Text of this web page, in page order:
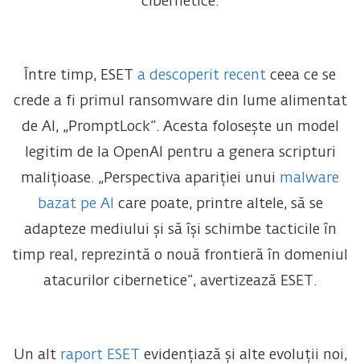
Între timp, ESET a descoperit recent ceea ce se
crede a fi primul ransomware din lume alimentat
de AI, „PromptLock”. Acesta folosește un model
legitim de la OpenAI pentru a genera scripturi
malițioase. „Perspectiva apariției unui malware
bazat pe AI care poate, printre altele, să se
adapteze mediului și să își schimbe tacticile în
timp real, reprezintă o nouă frontieră în domeniul
atacurilor cibernetice”, avertizează ESET.
Un alt raport ESET evidențiază și alte evoluții noi,